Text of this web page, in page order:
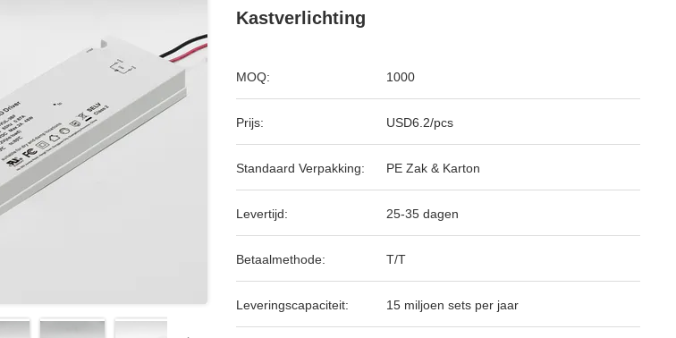
Kastverlichting
MOQ: 1000
Prijs: USD6.2/pcs
Standaard Verpakking: PE Zak & Karton
Levertijd: 25-35 dagen
Betaalmethode: T/T
Leveringscapaciteit: 15 miljoen sets per jaar